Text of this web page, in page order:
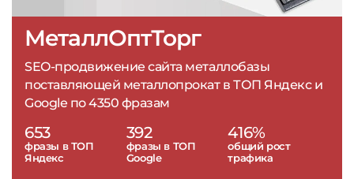
МеталлОптТорг
SEO-продвижение сайта металлобазы
поставляющей металлопрокат в ТОП Яндекс и
Google по 4350 фразам
653
фразы в ТОП
Яндекс
392
фразы в ТОП
Google
416%
общий рост
трафика